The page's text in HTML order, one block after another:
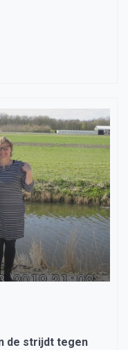
de strijdt tegen